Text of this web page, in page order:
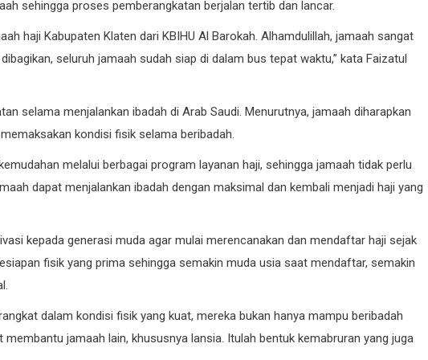
sehingga proses pemberangkatan berjalan tertib dan lancar.
haji Kabupaten Klaten dari KBIHU Al Barokah. Alhamdulillah, jamaah sangat
seluruh jamaah sudah siap di dalam bus tepat waktu,” kata Faizatul
selama menjalankan ibadah di Arab Saudi. Menurutnya, jamaah diharapkan
kondisi fisik selama beribadah.
melalui berbagai program layanan haji, sehingga jamaah tidak perlu
dapat menjalankan ibadah dengan maksimal dan kembali menjadi haji yang
kepada generasi muda agar mulai merencanakan dan mendaftar haji sejak
fisik yang prima sehingga semakin muda usia saat mendaftar, semakin
dalam kondisi fisik yang kuat, mereka bukan hanya mampu beribadah
jamaah lain, khususnya lansia. Itulah bentuk kemabruran yang juga